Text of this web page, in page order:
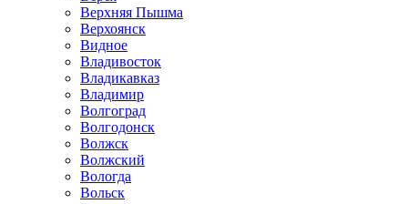
Верхняя Пышма
Верхоянск
Видное
Владивосток
Владикавказ
Владимир
Волгоград
Волгодонск
Волжск
Волжский
Вологда
Вольск